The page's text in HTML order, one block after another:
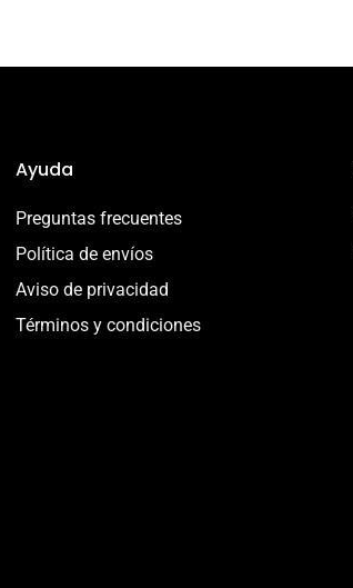
Ayuda
Preguntas frecuentes
Política de envíos
Aviso de privacidad
Términos y condiciones